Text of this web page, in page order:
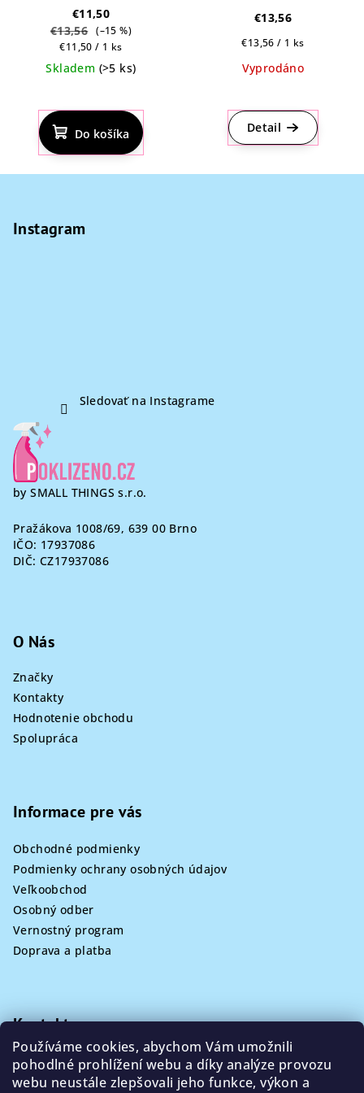
Používáme cookies, abychom Vám umožnili
pohodlné prohlížení webu a díky analýze provozu
webu neustále zlepšovali jeho funkce, výkon a
€11,50
€13,56 (–15 %)
Jednotková
cena:
€11,50 / 1 ks
Skladem (>5 ks)
hodnotenie
produktu
je
4,8
z
Do košíka
€13,56
Jednotková
€13,56 / 1 ks
Vyprodáno
hodnotenie
produktu
je
z
Detail
Instagram
Sledovať na Instagrame
by SMALL THINGS s.r.o.
Pražákova 1008/69, 639 00 Brno
IČO: 17937086
DIČ: CZ17937086
O Nás
Značky
Kontakty
Hodnotenie obchodu
Spolupráca
Informace pre vás
Obchodné podmienky
Podmienky ochrany osobných údajov
Veľkoobchod
Osobný odber
Vernostný program
Doprava a platba
Kontakt
info@poklizeno.cz